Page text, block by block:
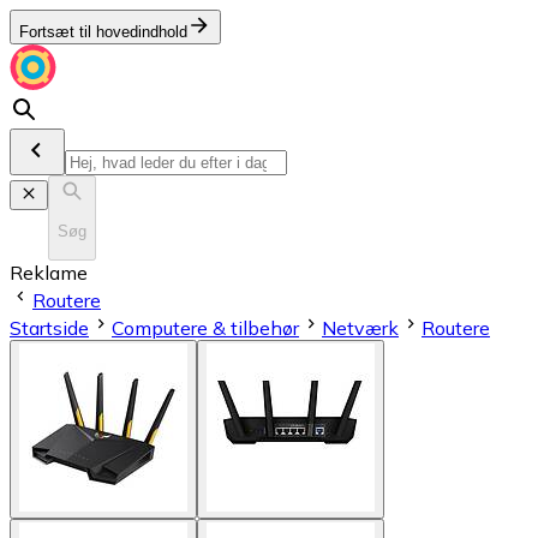
Fortsæt til hovedindhold
Søg
Reklame
Routere
Startside
Computere & tilbehør Netværk Routere